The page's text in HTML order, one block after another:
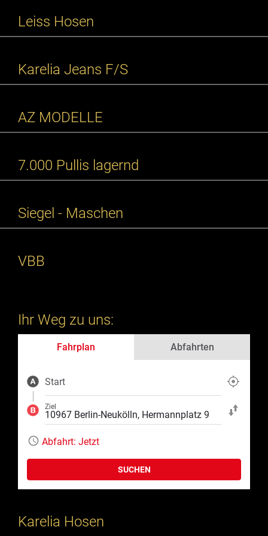
Leiss Hosen
Karelia Jeans F/S
AZ MODELLE
7.000 Pullis lagernd
Siegel - Maschen
VBB
Ihr Weg zu uns:
Fahrplan Abfahrten
Start
Ziel
Start und Ziel
Abfahrt: Jetzt
SUCHEN
Karelia Hosen